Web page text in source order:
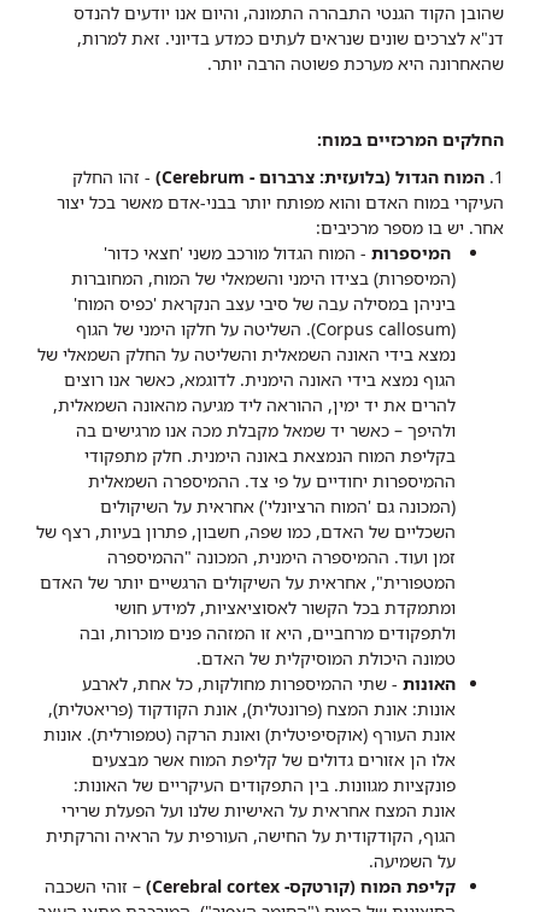
שהובן הקוד הגנטי התבהרה התמונה, והיום אנו יודעים להנדס
דנ"א לצרכים שונים שנראים לעתים כמדע בדיוני. זאת למרות,
שהאחרונה היא מערכת פשוטה הרבה יותר.
החלקים המרכזיים במוח:
1. המוח הגדול (בלועזית: צרברום - Cerebrum)
- זהו החלק
העיקרי במוח האדם והוא מפותח יותר בבני-אדם מאשר בכל יצור
אחר. יש בו מספר מרכיבים:
המיספרות - המוח הגדול מורכב משני 'חצאי כדור'
(המיספרות) בצידו הימני והשמאלי של המוח, המחוברות
ביניהן במסילה עבה של סיבי עצב הנקראת 'כפיס המוח'
(Corpus callosum). השליטה על חלקו הימני של הגוף
נמצא בידי האונה השמאלית והשליטה על החלק השמאלי של
הגוף נמצא בידי האונה הימנית. לדוגמא, כאשר אנו רוצים
להרים את יד ימין, ההוראה ליד מגיעה מהאונה השמאלית,
ולהיפך – כאשר יד שמאל מקבלת מכה אנו מרגישים בה
בקליפת המוח הנמצאת באונה הימנית. חלק מתפקודי
ההמיספרות יחודיים על פי צד. ההמיספרה השמאלית
(המכונה גם 'המוח הרציונלי') אחראית על השיקולים
השכליים של האדם, כמו שפה, חשבון, פתרון בעיות, רצף של
זמן ועוד. ההמיספרה הימנית, המכונה "ההמיספרה
המטפורית", אחראית על השיקולים הרגשיים יותר של האדם
ומתמקדת בכל הקשור לאסוציאציות, למידע חושי
ולתפקודים מרחביים, היא זו המזהה פנים מוכרות, ובה
טמונה היכולת המוסיקלית של האדם.
האונות - שתי ההמיספרות מחולקות, כל אחת, לארבע
אונות: אונת המצח (פרונטלית), אונת הקודקוד (פריאטלית),
אונת העורף (אוקסיפיטלית) ואונת הרקה (טמפורלית). אונות
אלו הן אזורים גדולים של קליפת המוח אשר מבצעים
פונקציות מגוונות. בין התפקודים העיקריים של האונות:
אונת המצח אחראית על האישיות שלנו ועל הפעלת שרירי
הגוף, הקודקודית על החישה, העורפית על הראיה והרקתית
על השמיעה.
קליפת המוח (קורטקס- Cerebral cortex)
– זוהי השכבה